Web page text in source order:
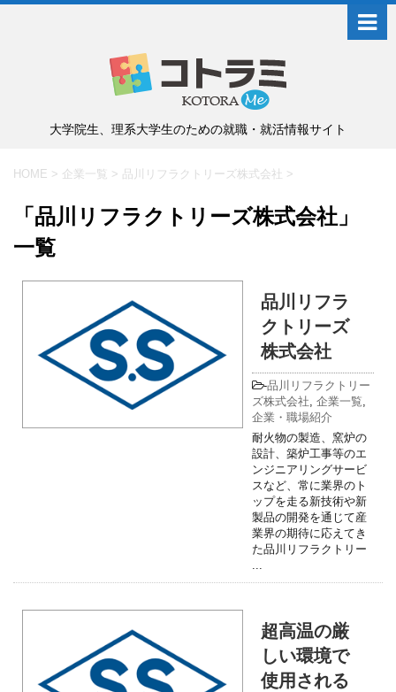
大学院生、理系大学生のための就職・就活情報サイト
HOME > 企業一覧 > 品川リフラクトリーズ株式会社 >
「品川リフラクトリーズ株式会社」
一覧
品川リフラ
クトリーズ
株式会社
-品川リフラクトリー
ズ株式会社, 企業一覧,
企業・職場紹介
耐火物の製造、窯炉の
設計、築炉工事等のエ
ンジニアリングサービ
スなど、常に業界のト
ップを走る新技術や新
製品の開発を通じて産
業界の期待に応えてき
た品川リフラクトリー
...
超高温の厳
しい環境で
使用される